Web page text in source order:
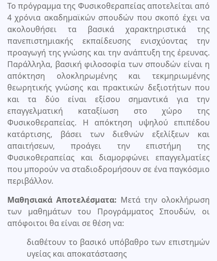
Το πρόγραμμα της Φυσικοθεραπείας αποτελείται από
4 χρόνια ακαδημαϊκών σπουδών που σκοπό έχει να
ακολουθήσει τα βασικά χαρακτηριστικά της
πανεπιστημιακής εκπαίδευσης ενισχύοντας την
προαγωγή της γνώσης και την ανάπτυξη της έρευνας.
Παράλληλα, βασική φιλοσοφία των σπουδών είναι η
απόκτηση ολοκληρωμένης και τεκμηριωμένης
θεωρητικής γνώσης και πρακτικών δεξιοτήτων που
και τα δύο είναι εξίσου σημαντικά για την
επαγγελματική καταξίωση στο χώρο της
Φυσικοθεραπείας. Η απόκτηση υψηλού επιπέδου
κατάρτισης, βάσει των διεθνών εξελίξεων και
απαιτήσεων, προάγει την επιστήμη της
Φυσικοθεραπείας και διαμορφώνει επαγγελματίες
που μπορούν να σταδιοδρομήσουν σε ένα παγκόσμιο
περιβάλλον.
Μαθησιακά Αποτελέσματα: Μετά την ολοκλήρωση
των μαθημάτων του Προγράμματος Σπουδών, οι
απόφοιτοι θα είναι σε θέση να:
διαθέτουν το βασικό υπόβαθρο των επιστημών
υγείας και αποκατάστασης